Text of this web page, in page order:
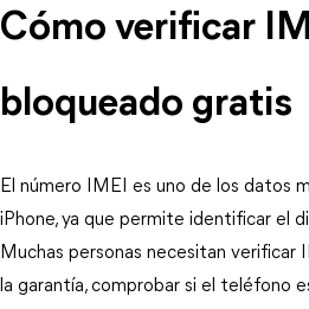
Cómo verificar
bloqueado gratis
El número IMEI es uno de los datos
iPhone, ya que permite identificar el
Muchas personas necesitan verificar
la garantía, comprobar si el teléfono